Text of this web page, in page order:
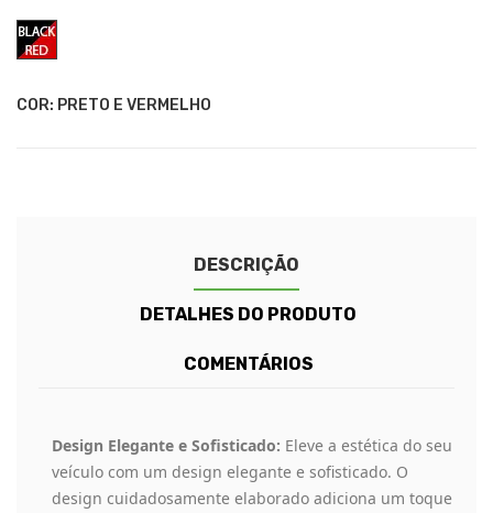
COR: PRETO E VERMELHO
Preto
DESCRIÇÃO
DETALHES DO PRODUTO
COMENTÁRIOS
Design Elegante e Sofisticado: Eleve a estética do seu
veículo com um design elegante e sofisticado. O
design cuidadosamente elaborado adiciona um toque